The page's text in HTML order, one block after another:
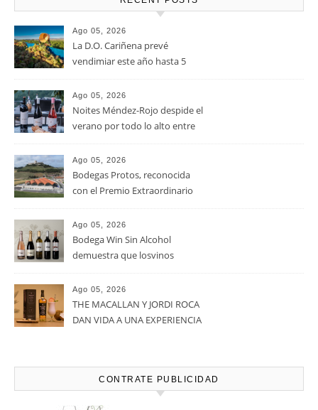
Ago 05, 2026
La D.O. Cariñena prevé
vendimiar este año hasta 5
que en 2025
Ago 05, 2026
Noites Méndez-Rojo despide el
verano por todo lo alto entre
Ago 05, 2026
Bodegas Protos, reconocida
con el Premio Extraordinario
casi un siglo de excelencia
vitivinícola
Ago 05, 2026
Bodega Win Sin Alcohol
demuestra que losvinos
calidadcomienzan a diseñarse
en el viñedo
Ago 05, 2026
THE MACALLAN Y JORDI ROCA
DAN VIDA A UNA EXPERIENCIA
HARMONY COLLECTION
CONTRATE PUBLICIDAD